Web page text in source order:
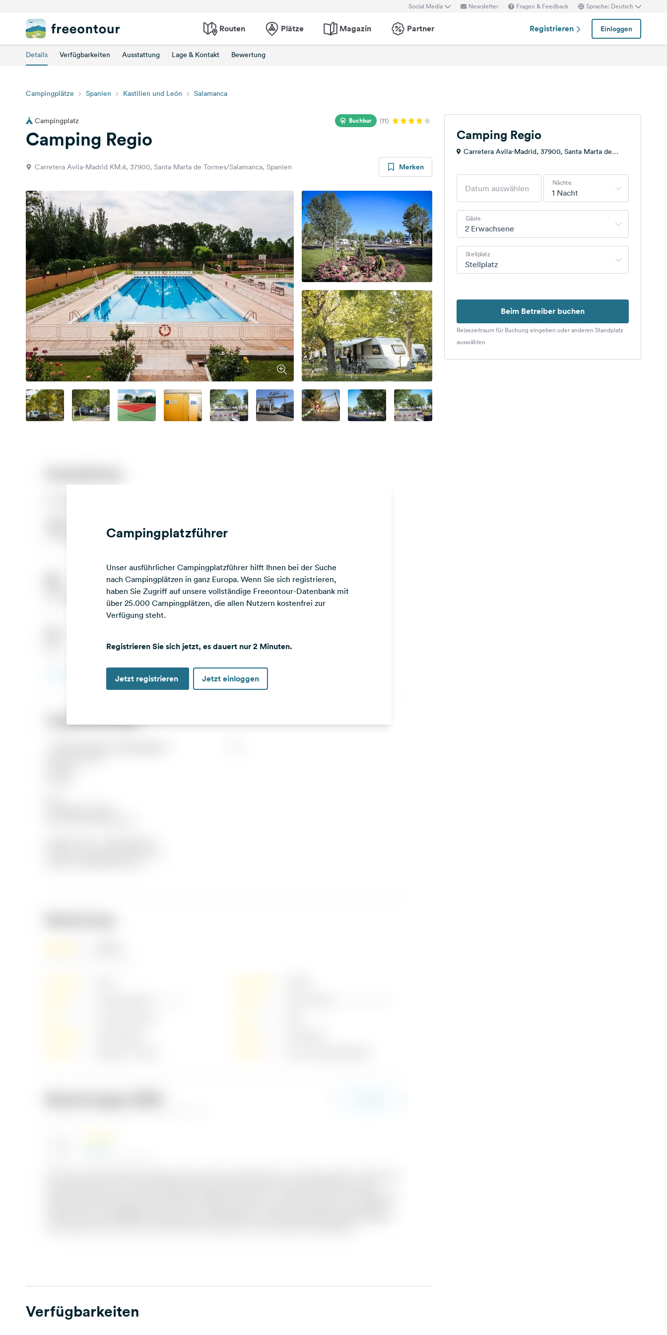
Social Media Newsletter Fragen & Feedback Sprache: Deutsch
Routen Plätze Magazin Partner Registrieren Einloggen
Details Verfügbarkeiten Ausstattung Lage & Kontakt Bewertung
Campingplätze Spanien Kastilien und León Salamanca
Campingplatz Buchbar (11)
Camping Regio
Carretera Avila-Madrid KM.4, 37900, Santa Marta de Tormes/Salamanca, Spanien Merken
Campingplatzführer
Unser ausführlicher Campingplatzführer hilft Ihnen bei der Suche
nach Campingplätzen in ganz Europa. Wenn Sie sich registrieren,
haben Sie Zugriff auf unsere vollständige Freeontour-Datenbank mit
über 25.000 Campingplätzen, die allen Nutzern kostenfrei zur
Verfügung steht.
Registrieren Sie sich jetzt, es dauert nur 2 Minuten.
Jetzt registrieren Jetzt einloggen
Verfügbarkeiten
Camping Regio
Carretera Avila-Madrid, 37900, Santa Marta de
1 Nacht
Nächte
2 Erwachsene
Gäste
Stellplatz
Stellplatz
Beim Betreiber buchen
Reisezeitraum für Buchung eingeben oder anderen Standplatz
auswählen